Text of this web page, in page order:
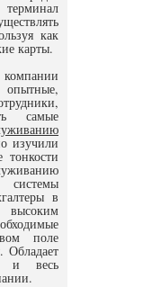
как
карты.
самые
изучили
системы
в
поле
Обладает
и весь